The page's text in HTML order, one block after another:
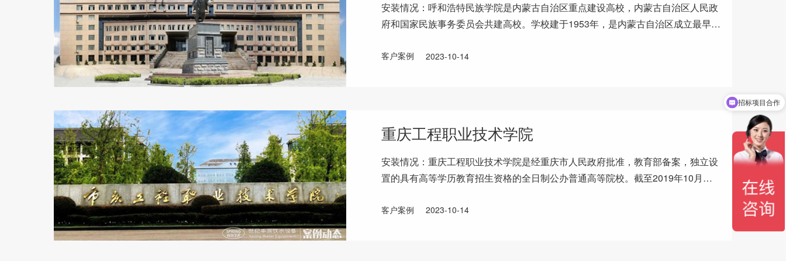
安装情况：呼和浩特民族学院是内蒙古自治区重点建设高校，内蒙古自治区人民政
府和国家民族事务委员会共建高校。学校建于1953年，是内蒙古自治区成立最早的
客户案例 2023-10-14
重庆工程职业技术学院
安装情况：重庆工程职业技术学院是经重庆市人民政府批准，教育部备案，独立设
置的具有高等学历教育招生资格的全日制公办普通高等院校。截至2019年10月，
客户案例 2023-10-14
招标项目合作
购买配件或售后问题